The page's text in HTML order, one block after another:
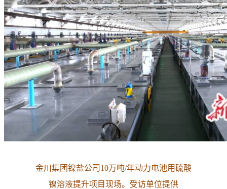
金川集团镍盐公司10万吨/年动力电池用硫酸
镍溶液提升项目现场。受访单位提供